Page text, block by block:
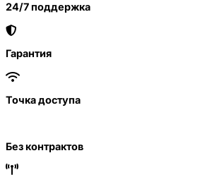
24/7 поддержка
Гарантия
Точка доступа
Без контрактов